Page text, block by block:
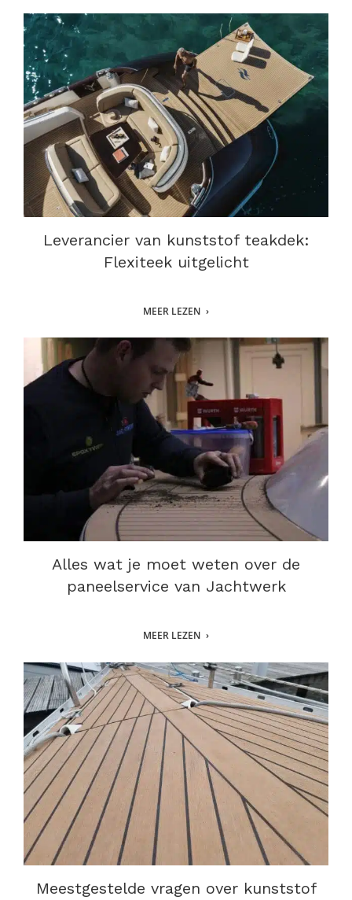
Leverancier van kunststof teakdek:
Flexiteek uitgelicht
MEER LEZEN
Alles wat je moet weten over de
paneelservice van Jachtwerk
MEER LEZEN
Meestgestelde vragen over kunststof